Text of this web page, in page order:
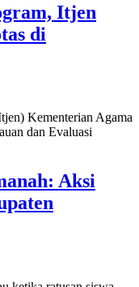
Itjen
di
Kementerian Agama
dan Evaluasi
Aksi